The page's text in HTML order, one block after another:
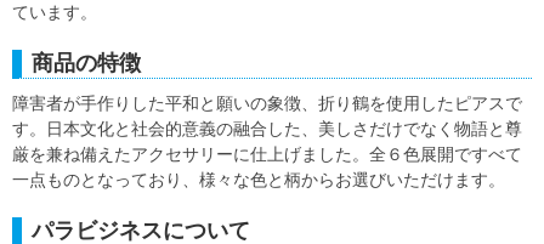
ています。
商品の特徴
障害者が手作りした平和と願いの象徴、折り鶴を使用したピアスで
す。日本文化と社会的意義の融合した、美しさだけでなく物語と尊
厳を兼ね備えたアクセサリーに仕上げました。全６色展開ですべて
一点ものとなっており、様々な色と柄からお選びいただけます。
パラビジネスについて